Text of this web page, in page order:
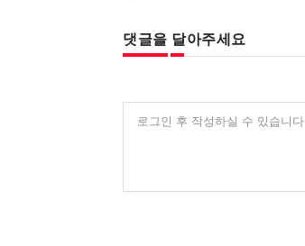
댓글을 달아주세요
로그인 후 작성하실 수 있습니다